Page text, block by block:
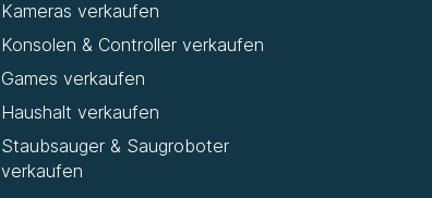
Kameras verkaufen
Konsolen & Controller verkaufen
Games verkaufen
Haushalt verkaufen
Staubsauger & Saugroboter
verkaufen